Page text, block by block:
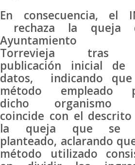
En consecuencia, el
rechaza la queja
Ayuntamiento
Torrevieja tras
publicación inicial de
datos, indicando
método empleado
dicho organismo
coincide con el descrito
la queja que se
planteado, aclarando
método utilizado